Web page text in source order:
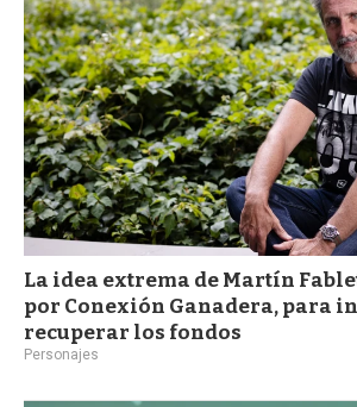
La idea extrema de Martín
por Conexión Ganadera, para
recuperar los fondos
Personajes